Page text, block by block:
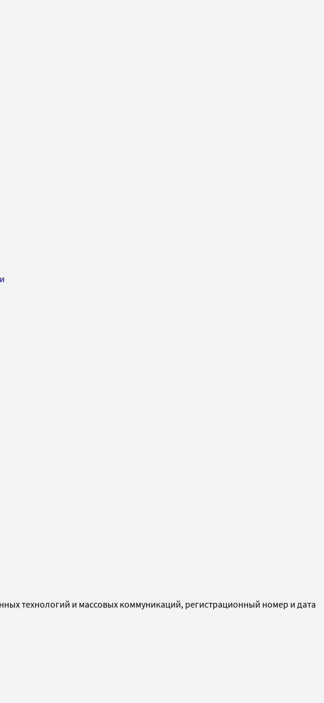
технологий и массовых коммуникаций, регистрационный номер и дата